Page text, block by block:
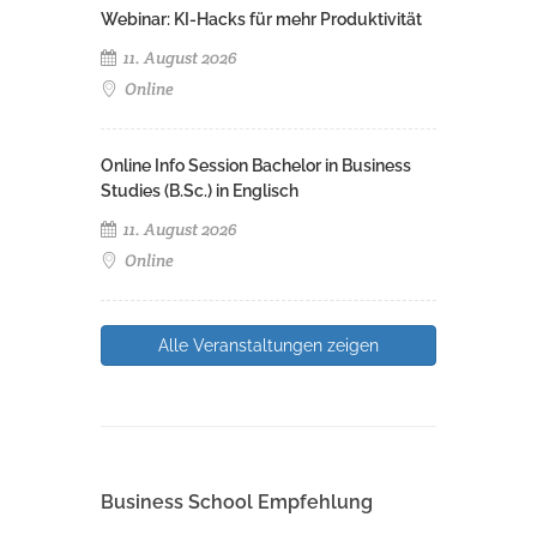
Webinar: KI-Hacks für mehr Produktivität
11. August 2026
Online
Online Info Session Bachelor in Business
Studies (B.Sc.) in Englisch
11. August 2026
Online
Alle Veranstaltungen zeigen
Business School Empfehlung